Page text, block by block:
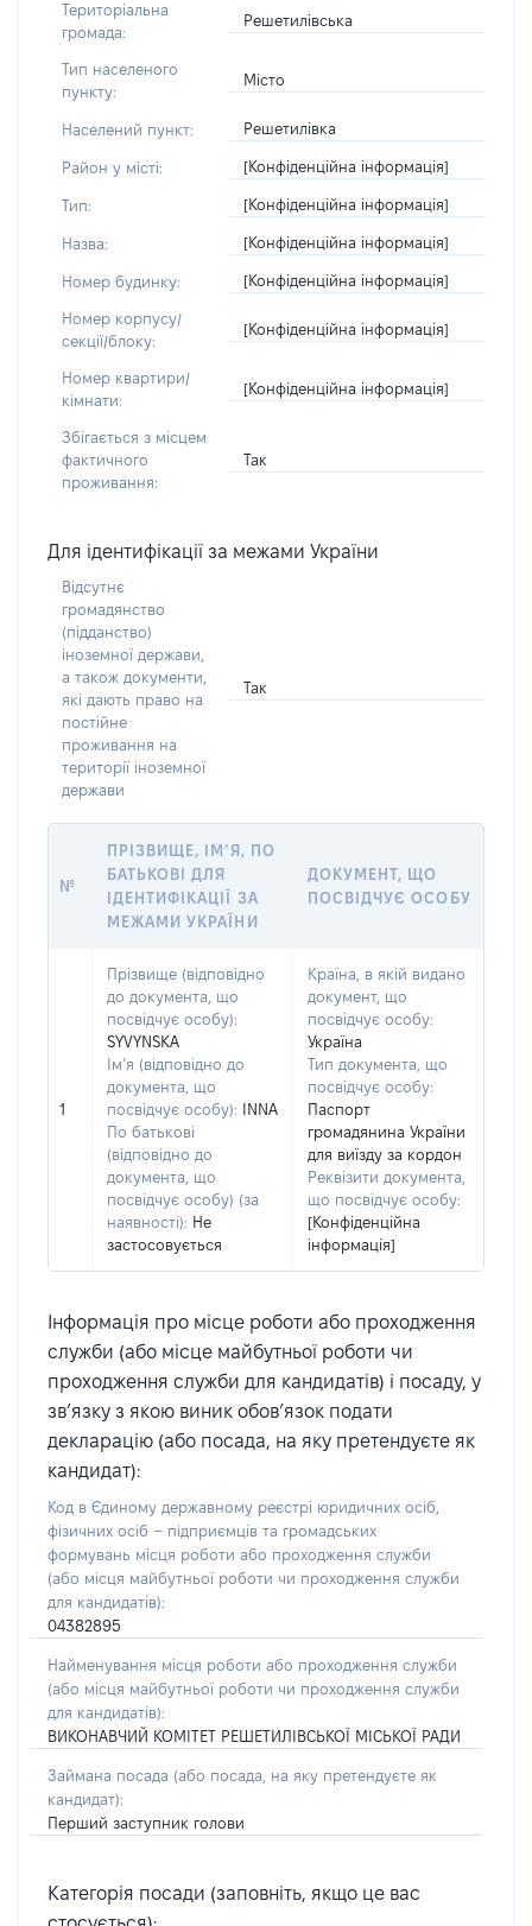
Територіальна
громада:
Решетилівська
Тип населеного
пункту:
Місто
Населений пункт: Решетилівка
Район у місті: [Конфіденційна інформація]
Тип: [Конфіденційна інформація]
Назва: [Конфіденційна інформація]
Номер будинку: [Конфіденційна інформація]
Номер корпусу/
секції/блоку:
[Конфіденційна інформація]
Номер квартири/
кімнати:
[Конфіденційна інформація]
Збігається з місцем
фактичного
проживання:
Так
Для ідентифікації за межами України
Відсутнє
громадянство
(підданство)
іноземної держави,
а також документи,
які дають право на
постійне
проживання на
території іноземної
держави
Так
№
ПРІЗВИЩЕ, ІМ’Я, ПО
БАТЬКОВІ ДЛЯ
ІДЕНТИФІКАЦІЇ ЗА
МЕЖАМИ УКРАЇНИ
ДОКУМЕНТ, ЩО
ПОСВІДЧУЄ ОСОБУ
1
Прізвище (відповідно
до документа, що
посвідчує особу):
SYVYNSKA
Ім’я (відповідно до
документа, що
посвідчує особу):
INNA
По батькові
(відповідно до
документа, що
посвідчує особу) (за
наявності): Не
застосовується
Країна, в якій видано
документ, що
посвідчує особу:
Україна
Тип документа, що
посвідчує особу:
Паспорт
громадянина України
для виїзду за кордон
Реквізити документа,
що посвідчує особу:
[Конфіденційна
інформація]
Інформація про місце роботи або проходження
служби (або місце майбутньої роботи чи
проходження служби для кандидатів) і посаду, у
зв’язку з якою виник обов’язок подати
декларацію (або посада, на яку претендуєте як
кандидат):
Код в Єдиному державному реєстрі юридичних осіб,
фізичних осіб – підприємців та громадських
формувань місця роботи або проходження служби
(або місця майбутньої роботи чи проходження служби
для кандидатів):
04382895
Найменування місця роботи або проходження служби
(або місця майбутньої роботи чи проходження служби
для кандидатів):
ВИКОНАВЧИЙ КОМІТЕТ РЕШЕТИЛІВСЬКОЇ МІСЬКОЇ РАДИ
Займана посада (або посада, на яку претендуєте як
кандидат):
Перший заступник голови
Категорія посади (заповніть, якщо це вас